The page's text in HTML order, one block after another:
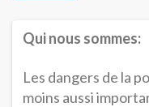
Qui nous sommes:
Les dangers de la
moins aussi